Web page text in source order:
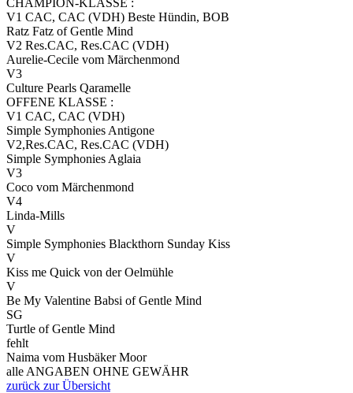
V1 CAC, CAC (VDH) Beste Hündin, BOB
Ratz Fatz of Gentle Mind
V2 Res.CAC, Res.CAC (VDH)
Aurelie-Cecile vom Märchenmond
V3
Culture Pearls Qaramelle
OFFENE KLASSE :
V1 CAC, CAC (VDH)
Simple Symphonies Antigone
V2,Res.CAC, Res.CAC (VDH)
Simple Symphonies Aglaia
V3
Coco vom Märchenmond
V4
Linda-Mills
V
Simple Symphonies Blackthorn Sunday Kiss
V
Kiss me Quick von der Oelmühle
V
Be My Valentine Babsi of Gentle Mind
SG
Turtle of Gentle Mind
fehlt
Naima vom Husbäker Moor
alle ANGABEN OHNE GEWÄHR
zurück zur Übersicht